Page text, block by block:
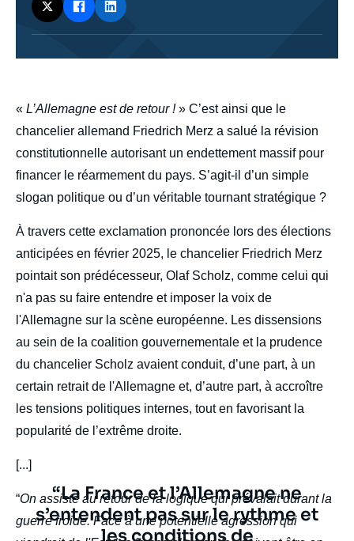
body
« L’Allemagne est de retour !» C’est ainsi que le
chancelier allemand Friedrich Merz a salué la révision
constitutionnelle autorisant un endettement massif pour
financer le réarmement du pays. S’agit-il d’un simple
slogan politique ou d’un véritable tournant stratégique ?
À travers cette exclamation prononcée lors des élections
anticipées en février 2025, le chancelier Friedrich Merz
pointait son prédécesseur, Olaf Scholz, comme celui qui
n'a pas su faire entendre et imposer la voix de
l'Allemagne sur la scène européenne. Les dissensions
au sein de la coalition gouvernementale et la prudence
du chancelier Scholz avaient conduit, d’une part, à un
certain retrait de l'Allemagne et, d’autre part, à accroître
les tensions politiques internes, tout en favorisant la
popularité de l’extrême droite.
[...]
“On assiste au retour de la logique qui prévalait durant la
guerre froide. Face à une potentielle agression qui
Texte
citation
“La France et l’Allemagne ne
s’entendent pas sur le rythme et
les conditions de